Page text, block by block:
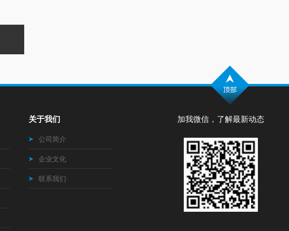
加我微信，了解最新动态
关于我们
公司简介
企业文化
联系我们